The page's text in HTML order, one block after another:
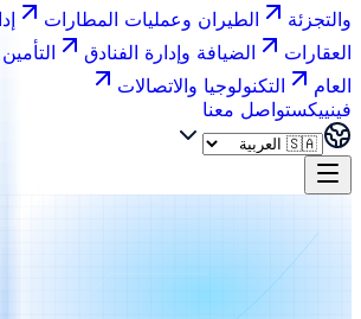
والتجزئة
الطيران وعمليات المطارات
العقارات
الضيافة وإدارة الفنادق التأمين
العام
التكنولوجيا والاتصالات
فينييكستواصل معنا